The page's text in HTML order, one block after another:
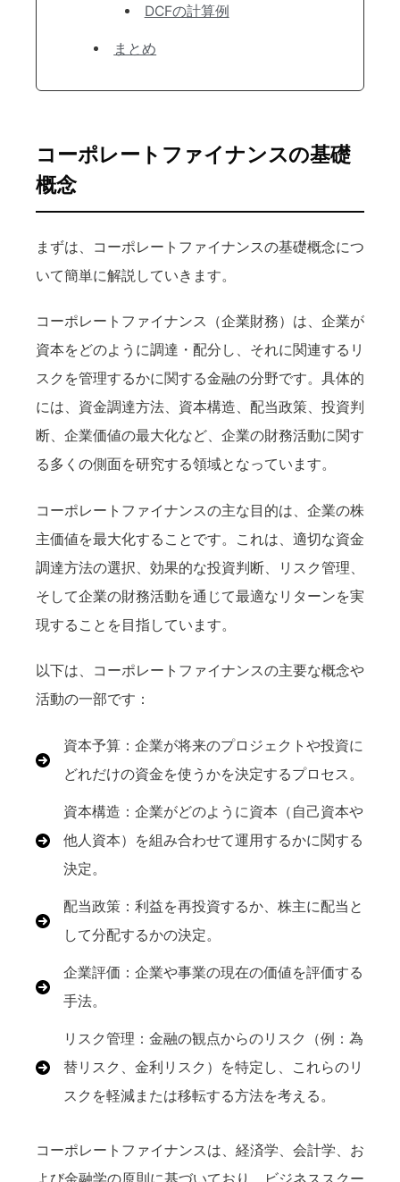
DCFの計算例
まとめ
コーポレートファイナンスの基礎
概念
まずは、コーポレートファイナンスの基礎概念につ
いて簡単に解説していきます。
コーポレートファイナンス（企業財務）は、企業が
資本をどのように調達・配分し、それに関連するリ
スクを管理するかに関する金融の分野です。具体的
には、資金調達方法、資本構造、配当政策、投資判
断、企業価値の最大化など、企業の財務活動に関す
る多くの側面を研究する領域となっています。
コーポレートファイナンスの主な目的は、企業の株
主価値を最大化することです。これは、適切な資金
調達方法の選択、効果的な投資判断、リスク管理、
そして企業の財務活動を通じて最適なリターンを実
現することを目指しています。
以下は、コーポレートファイナンスの主要な概念や
活動の一部です：
資本予算：企業が将来のプロジェクトや投資に
どれだけの資金を使うかを決定するプロセス。
資本構造：企業がどのように資本（自己資本や
他人資本）を組み合わせて運用するかに関する
決定。
配当政策：利益を再投資するか、株主に配当と
して分配するかの決定。
企業評価：企業や事業の現在の価値を評価する
手法。
リスク管理：金融の観点からのリスク（例：為
替リスク、金利リスク）を特定し、これらのリ
スクを軽減または移転する方法を考える。
コーポレートファイナンスは、経済学、会計学、お